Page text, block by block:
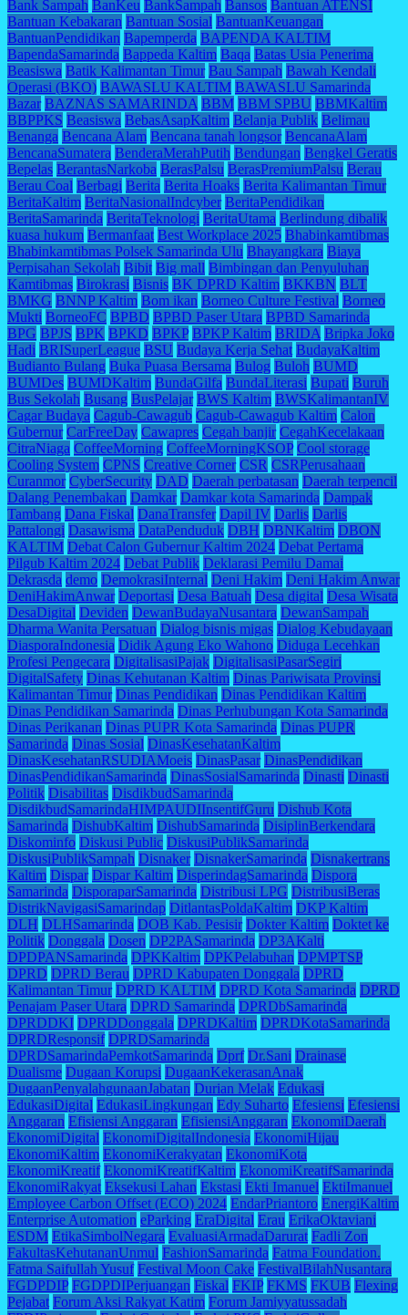
Bank Sampah BanKeu BankSampah Bansos Bantuan ATENSI
Bantuan Kebakaran Bantuan Sosial BantuanKeuangan
BantuanPendidikan Bapemperda BAPENDA KALTIM
BapendaSamarinda Bappeda Kaltim Baqa Batas Usia Penerima
Beasiswa Batik Kalimantan Timur Bau Sampah Bawah Kendali
Operasi (BKO) BAWASLU KALTIM BAWASLU Samarinda
Bazar BAZNAS SAMARINDA BBM BBM SPBU BBMKaltim
BBPPKS Beasiswa BebasAsapKaltim Belanja Publik Belimau
Benanga Bencana Alam Bencana tanah longsor BencanaAlam
BencanaSumatera BenderaMerahPutih Bendungan Bengkel Geratis
Bepelas BerantasNarkoba BerasPalsu BerasPremiumPalsu Berau
Berau Coal Berbagi Berita Berita Hoaks Berita Kalimantan Timur
BeritaKaltim BeritaNasionalIndcyber BeritaPendidikan
BeritaSamarinda BeritaTeknologi BeritaUtama Berlindung dibalik
kuasa hukum Bermanfaat Best Workplace 2025 Bhabinkamtibmas
Bhabinkamtibmas Polsek Samarinda Ulu Bhayangkara Biaya
Perpisahan Sekolah Bibit Big mall Bimbingan dan Penyuluhan
Kamtibmas Birokrasi Bisnis BK DPRD Kaltim BKKBN BLT
BMKG BNNP Kaltim Bom ikan Borneo Culture Festival Borneo
Mukti BorneoFC BPBD BPBD Paser Utara BPBD Samarinda
BPG BPJS BPK BPKD BPKP BPKP Kaltim BRIDA Bripka Joko
Hadi BRISuperLeague BSU Budaya Kerja Sehat BudayaKaltim
Budianto Bulang Buka Puasa Bersama Bulog Buloh BUMD
BUMDes BUMDKaltim BundaGilfa BundaLiterasi Bupati Buruh
Bus Sekolah Busang BusPelajar BWS Kaltim BWSKalimantanIV
Cagar Budaya Cagub-Cawagub Cagub-Cawagub Kaltim Calon
Gubernur CarFreeDay Cawapres Cegah banjir CegahKecelakaan
CitraNiaga CoffeeMorning CoffeeMorningKSOP Cool storage
Cooling System CPNS Creative Corner CSR CSRPerusahaan
Curanmor CyberSecurity DAD Daerah perbatasan Daerah terpencil
Dalang Penembakan Damkar Damkar kota Samarinda Dampak
Tambang Dana Fiskal DanaTransfer Dapil IV Darlis Darlis
Pattalongi Dasawisma DataPenduduk DBH DBNKaltim DBON
KALTIM Debat Calon Gubernur Kaltim 2024 Debat Pertama
Pilgub Kaltim 2024 Debat Publik Deklarasi Pemilu Damai
Dekrasda demo DemokrasiInternal Deni Hakim Deni Hakim Anwar
DeniHakimAnwar Deportasi Desa Batuah Desa digital Desa Wisata
DesaDigital Deviden DewanBudayaNusantara DewanSampah
Dharma Wanita Persatuan Dialog bisnis migas Dialog Kebudayaan
DiasporaIndonesia Didik Agung Eko Wahono Diduga Lecehkan
Profesi Pengecara DigitalisasiPajak DigitalisasiPasarSegiri
DigitalSafety Dinas Kehutanan Kaltim Dinas Pariwisata Provinsi
Kalimantan Timur Dinas Pendidikan Dinas Pendidikan Kaltim
Dinas Pendidikan Samarinda Dinas Perhubungan Kota Samarinda
Dinas Perikanan Dinas PUPR Kota Samarinda Dinas PUPR
Samarinda Dinas Sosial DinasKesehatanKaltim
DinasKesehatanRSUDIAMoeis DinasPasar DinasPendidikan
DinasPendidikanSamarinda DinasSosialSamarinda Dinasti Dinasti
Politik Disabilitas DisdikbudSamarinda
DisdikbudSamarindaHIMPAUDIInsentifGuru Dishub Kota
Samarinda DishubKaltim DishubSamarinda DisiplinBerkendara
Diskominfo Diskusi Public DiskusiPublikSamarinda
DiskusiPublikSampah Disnaker DisnakerSamarinda Disnakertrans
Kaltim Dispar Dispar Kaltim DisperindagSamarinda Dispora
Samarinda DisporaparSamarinda Distribusi LPG DistribusiBeras
DistrikNavigasiSamarindap DitlantasPoldaKaltim DKP Kaltim
DLH DLHSamarinda DOB Kab. Pesisir Dokter Kaltim Doktet ke
Politik Donggala Dosen DP2PASamarinda DP3AKalti
DPDPANSamarinda DPKKaltim DPKPelabuhan DPMPTSP
DPRD DPRD Berau DPRD Kabupaten Donggala DPRD
Kalimantan Timur DPRD KALTIM DPRD Kota Samarinda DPRD
Penajam Paser Utara DPRD Samarinda DPRDbSamarinda
DPRDDKI DPRDDonggala DPRDKaltim DPRDKotaSamarinda
DPRDResponsif DPRDSamarinda
DPRDSamarindaPemkotSamarinda Dprf Dr.Sani Drainase
Dualisme Dugaan Korupsi DugaanKekerasanAnak
DugaanPenyalahgunaanJabatan Durian Melak Edukasi
EdukasiDigital EdukasiLingkungan Edy Suharto Efesiensi Efesiensi
Anggaran Efisiensi Anggaran EfisiensiAnggaran EkonomiDaerah
EkonomiDigital EkonomiDigitalIndonesia EkonomiHijau
EkonomiKaltim EkonomiKerakyatan EkonomiKota
EkonomiKreatif EkonomiKreatifKaltim EkonomiKreatifSamarinda
EkonomiRakyat Eksekusi Lahan Ekstasi Ekti Imanuel EktiImanuel
Employee Carbon Offset (ECO) 2024 EndarPriantoro EnergiKaltim
Enterprise Automation eParking EraDigital Erau ErikaOktaviani
ESDM EtikaSimbolNegara EvaluasiArmadaDarurat Fadli Zon
FakultasKehutananUnmul FashionSamarinda Fatma Foundation.
Fatma Saifullah Yusuf Festival Moon Cake FestivalBilahNusantara
FGDPDIP FGDPDIPerjuangan Fiskal FKIP FKMS FKUB Flexing
Pejabat Forum Aksi Rakyat Katim Forum Jamiyyatussadah